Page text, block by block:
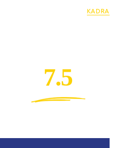
KADRA
7.5